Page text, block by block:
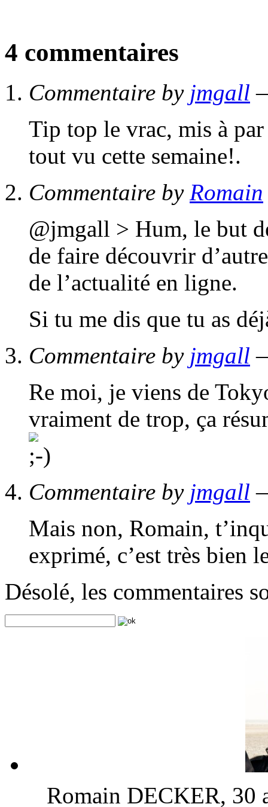
4 commentaires
Commentaire by jmgall
Tip top le vrac, mis à
tout vu cette semaine!.
Commentaire by Romain
@jmgall > Hum, le but
de faire découvrir
de l’actualité en ligne.
Si tu me dis que tu as
Commentaire by jmgall
Re moi, je viens de
vraiment de trop, ça
Commentaire by jmgall
Mais non, Romain,
exprimé, c’est très bien
Désolé, les commentaires
Romain DECKER, 30